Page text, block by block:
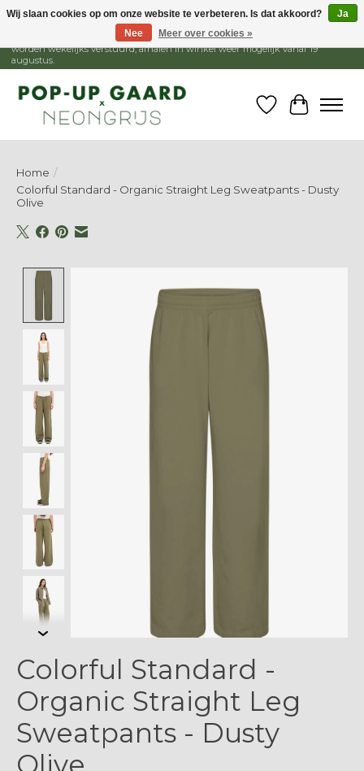
1 - 15 augustus is de winkel gesloten, webshop blijft open. Bestellingen
worden wekelijks verstuurd, afhalen in winkel weer mogelijk vanaf 19
augustus.
Verlanglijst
Home /
Colorful Standard - Organic Straight Leg Sweatpants - Dusty
Olive
Colorful Standard -
Organic Straight Leg
Sweatpants - Dusty
Wij slaan cookies op om onze website te verbeteren. Is dat akkoord?
Ja
Nee
Meer over cookies »